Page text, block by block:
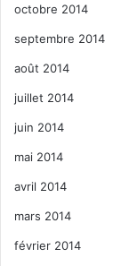
octobre 2014
septembre 2014
août 2014
juillet 2014
juin 2014
mai 2014
avril 2014
mars 2014
février 2014